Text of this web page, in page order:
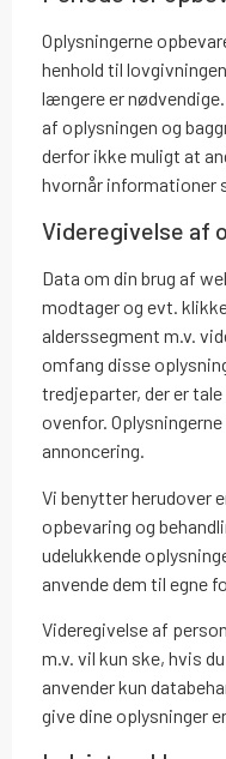
Oplysningerne
henhold til
længere er
af oplysningen og
derfor ikke muligt at
hvornår informationer
Videregivelse af
Data om din brug af
modtager og evt.
alderssegment m.v.
omfang disse
tredjeparter, der er
ovenfor.
annoncering.
Vi benytter herudover
opbevaring og
udelukkende
anvende dem til egne
Videregivelse af
m.v. vil kun ske, hvis
anvender kun
give dine oplysninger